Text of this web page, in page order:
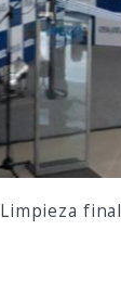
Limpieza